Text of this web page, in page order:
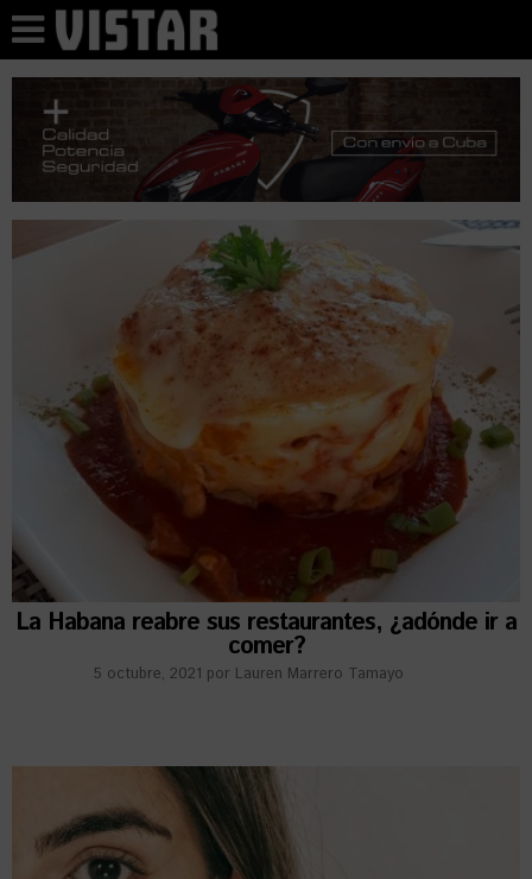
La Habana reabre sus restaurantes, ¿adónde ir a
comer?
5 octubre, 2021 por Lauren Marrero Tamayo